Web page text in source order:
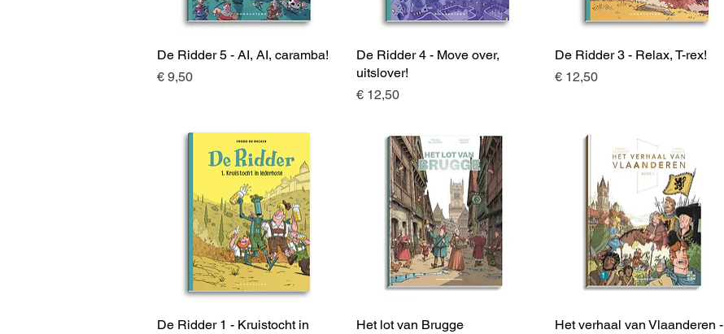
Snel overzicht
De Ridder 5 - AI, AI, caramba!
Prijs
€ 9,50
Snel overzicht
De Ridder 4 - Move over,
uitslover!
Prijs
€ 12,50
Snel overzicht
De Ridder 3 - Relax, T-rex!
Prijs
€ 12,50
Snel overzicht
De Ridder 1 - Kruistocht in
Snel overzicht
Het lot van Brugge
Snel overzicht
Het verhaal van Vlaanderen -